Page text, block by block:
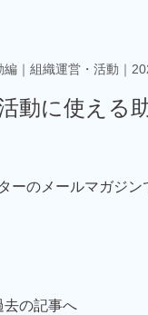
編 組織運営・活動
動に使える
ーのメールマガジン
去の記事へ